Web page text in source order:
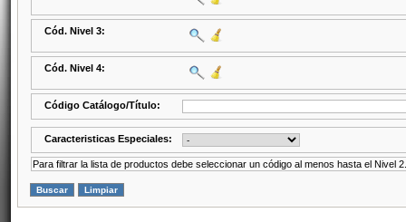
Cód. Nivel 3:
Cód. Nivel 4:
Código Catálogo/Título:
Caracteristicas Especiales:
Para filtrar la lista de productos debe seleccionar un código al menos hasta el Nivel 2.